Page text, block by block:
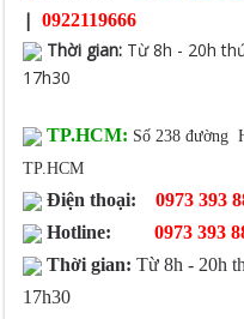
| 0922119666
Thời gian: Từ 8h - 20h
17h30
TP.HCM: Số 238 đường
TP.HCM
Điện thoại: 0973 393
Hotline:
0973 393
Thời gian: Từ 8h - 20h
17h30